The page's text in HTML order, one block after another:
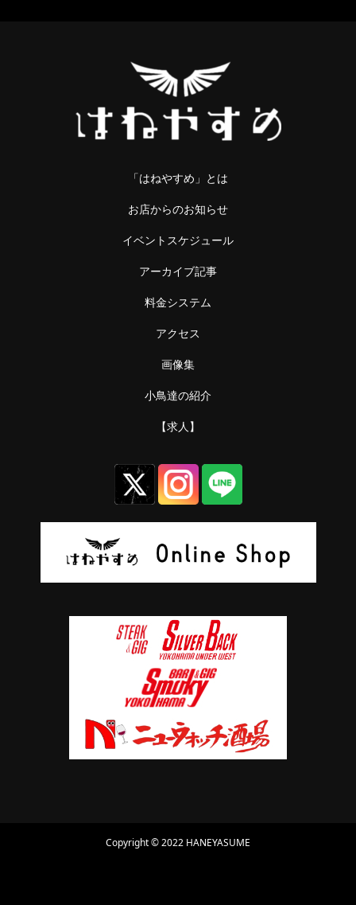
「はねやすめ」とは
お店からのお知らせ
イベントスケジュール
アーカイブ記事
料金システム
アクセス
画像集
小鳥達の紹介
【求人】
Copyright © 2022 HANEYASUME